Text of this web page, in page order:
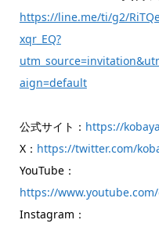
https://line.me/ti/g2/
xqr_EQ?
aign=default
公式サイト： https://
X： https://twitter.com/
YouTube：
https://
Instagram：